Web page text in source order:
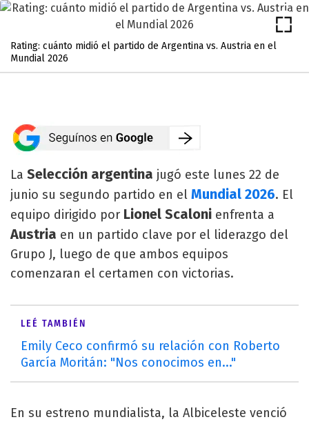
Rating: cuánto midió el partido de Argentina vs. Austria en el
Mundial 2026
La Selección argentina jugó este lunes 22 de
junio su segundo partido en el Mundial 2026. El
equipo dirigido por Lionel Scaloni enfrenta a
Austria en un partido clave por el liderazgo del
Grupo J, luego de que ambos equipos
comenzaran el certamen con victorias.
LEÉ TAMBIÉN
Emily Ceco confirmó su relación con Roberto
García Moritán: "Nos conocimos en..."
En su estreno mundialista, la Albiceleste venció